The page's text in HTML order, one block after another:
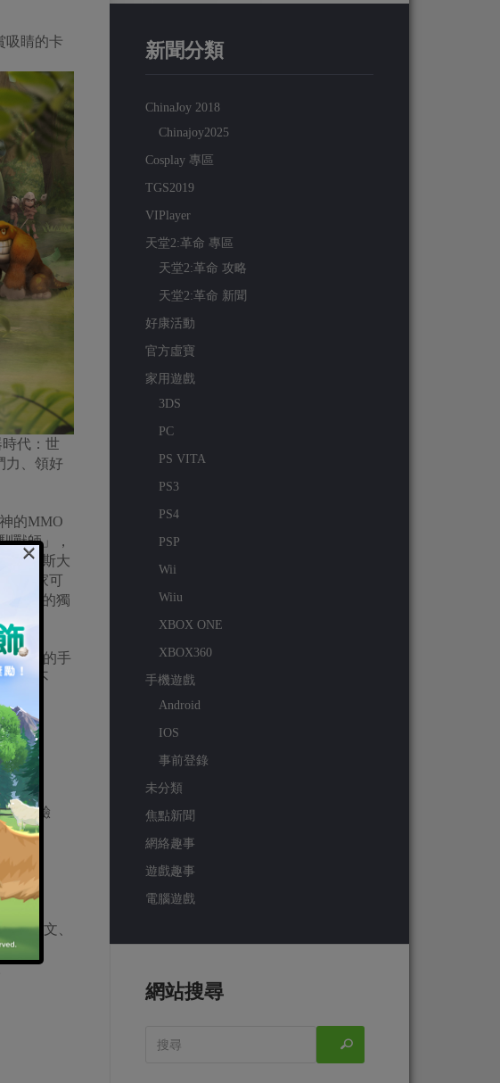
吸睛的卡
代：世
力、領好
的MMO
獸師」，
衛尼斯大
。玩家可
社會的獨
元素的手
截然不
勵。
、經驗
。
援英文、
站
新聞分類
ChinaJoy 2018
Chinajoy2025
Cosplay 專區
TGS2019
VIPlayer
天堂2:革命 專區
天堂2:革命 攻略
天堂2:革命 新聞
好康活動
官方虛寶
家用遊戲
3DS
PC
PS VITA
PS3
PS4
PSP
Wii
Wiiu
XBOX ONE
XBOX360
手機遊戲
Android
IOS
事前登錄
未分類
焦點新聞
網絡趣事
遊戲趣事
電腦遊戲
網站搜尋
×